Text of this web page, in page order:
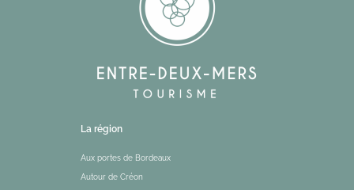
La région
Aux portes de Bordeaux
Autour de Créon